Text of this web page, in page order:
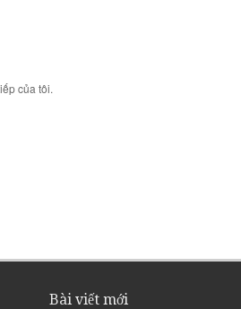
của tôi.
Bài viết mới